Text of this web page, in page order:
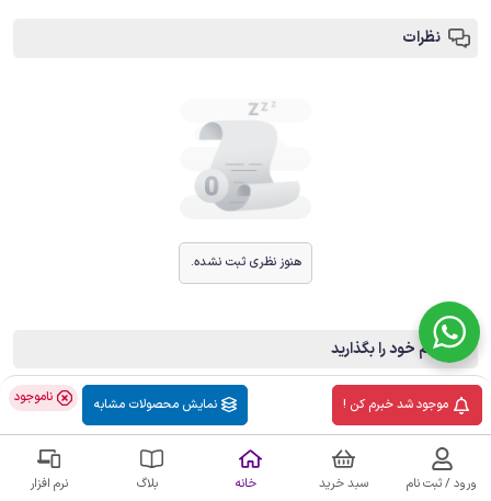
نظرات
هنوز نظری ثبت نشده.
پیام خود را بگذارید
نام:
ایمیل:
موجود شد خبرم کن ! ناموجود نمایش محصولات مشابه
ورود / ثبت نام سبد خرید خانه بلاگ نرم افزار